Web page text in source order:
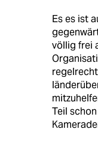
Es es ist
völlig frei
Teil